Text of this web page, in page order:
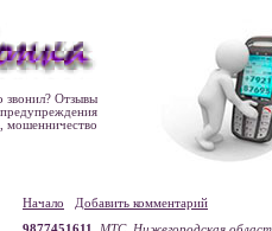
звонил? Отзывы
мошенничество
Начало
Добавить комментарий